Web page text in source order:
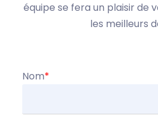
équipe se fera un plaisir de
les meilleurs
Nom*